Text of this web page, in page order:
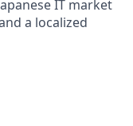
IT market
a localized